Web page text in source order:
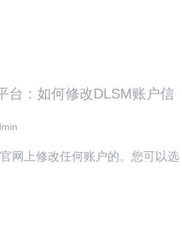
台：如何修改DLSM账户信
网上修改任何账户的。您可以选